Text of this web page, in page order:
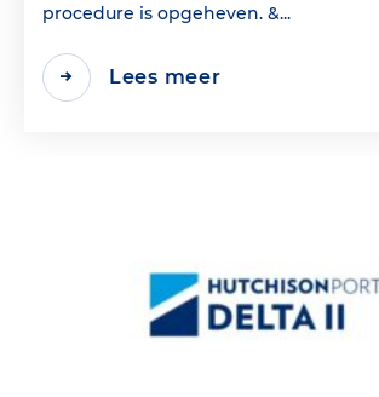
procedure is opgeheven. &...
Lees meer